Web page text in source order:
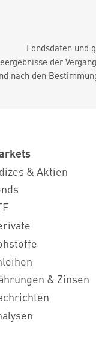
Fondsdaten und
der
nach den
& Aktien
& Zinsen